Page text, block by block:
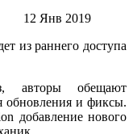
12 Янв 2019
из раннего доступа
авторы обещают
обновления и фиксы.
добавление нового